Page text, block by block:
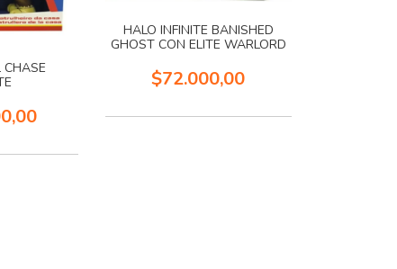
CHASE
HALO INFINITE BANISHED
GHOST CON ELITE WARLORD
$72.000,00